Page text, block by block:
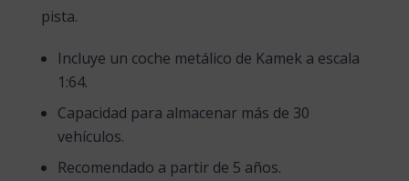
pista.
Incluye un coche metálico de Kamek a escala
1:64.
Capacidad para almacenar más de 30
vehículos.
Recomendado a partir de 5 años.